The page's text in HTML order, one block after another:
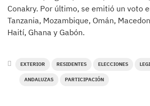
Conakry. Por último, se emitió un voto
Tanzania, Mozambique, Omán,
Haití, Ghana y Gabón.
EXTERIOR RESIDENTES ELECCIONES
ANDALUZAS PARTICIPACIÓN